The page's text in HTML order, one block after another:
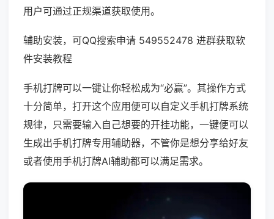
用户可通过正规渠道获取使用。
辅助安装，可QQ搜索申请 549552478 进群获取软
件安装教程
手机打牌可以一键让你轻松成为“必赢”。其操作方式
十分简单，打开这个应用便可以自定义手机打牌系统
规律，只需要输入自己想要的开挂功能，一键便可以
生成出手机打牌专用辅助器，不管你是想分享给好友
或者使用手机打牌AI辅助都可以满足需求。